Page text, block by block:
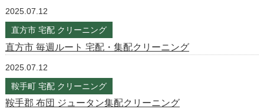
2025.07.12
直方市 宅配 クリーニング
直方市 毎週ルート 宅配・集配クリーニング
2025.07.12
鞍手町 宅配 クリーニング
鞍手郡 布団 ジュータン集配クリーニング